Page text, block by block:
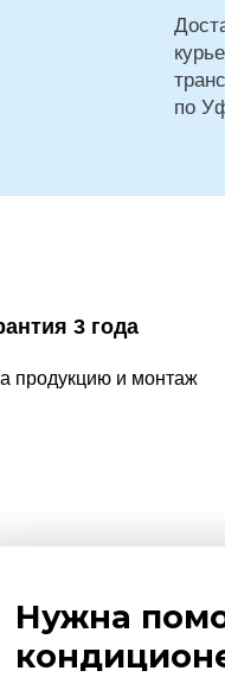
по
3 года
продукцию и монтаж
Нужна